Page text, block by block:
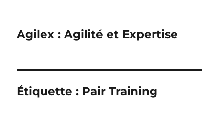
Agilex : Agilité et Expertise
Étiquette : Pair Training